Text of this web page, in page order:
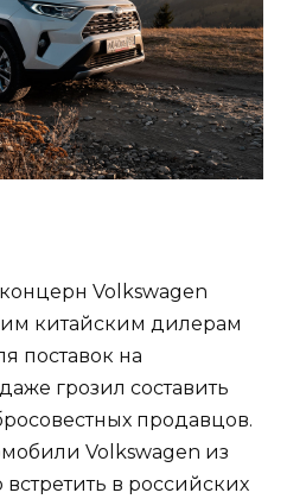
Volkswagen
китайским дилерам
поставок на
грозил составить
продавцов.
Volkswagen из
в российских